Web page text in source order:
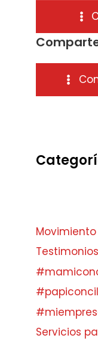
Testimonios
Servicios